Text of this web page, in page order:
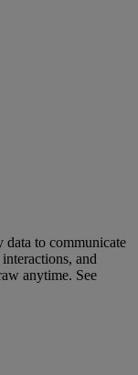
data to communicate
and
anytime. See